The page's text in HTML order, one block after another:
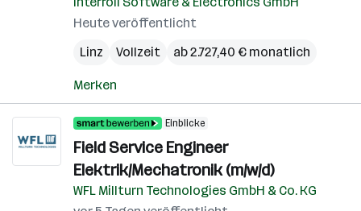
Heute veröffentlicht
Linz
Vollzeit ab 2.727,40 € monatlich
Merken
Einblicke
Field Service Engineer
Elektrik/Mechatronik (m/w/d)
WFL Millturn Technologies GmbH & Co. KG